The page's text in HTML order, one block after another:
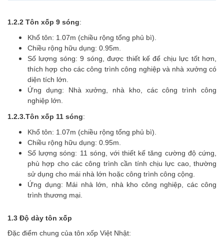
1.2.2 Tôn xốp 9 sóng:
Khổ tôn: 1.07m (chiều rộng tổng phủ bì).
Chiều rộng hữu dụng: 0.95m.
Số lượng sóng: 9 sóng, được thiết kế để chịu lực tốt hơn,
thích hợp cho các công trình công nghiệp và nhà xưởng có
diện tích lớn.
Ứng dụng: Nhà xưởng, nhà kho, các công trình công
nghiệp lớn.
1.2.3.Tôn xốp 11 sóng:
Khổ tôn: 1.07m (chiều rộng tổng phủ bì).
Chiều rộng hữu dụng: 0.95m.
Số lượng sóng: 11 sóng, với thiết kế tăng cường độ cứng,
phù hợp cho các công trình cần tính chịu lực cao, thường
sử dụng cho mái nhà lớn hoặc công trình công cộng.
Ứng dụng: Mái nhà lớn, nhà kho công nghiệp, các công
trình thương mại.
1.3 Độ dày tôn xốp
Đặc điểm chung của tôn xốp Việt Nhật: